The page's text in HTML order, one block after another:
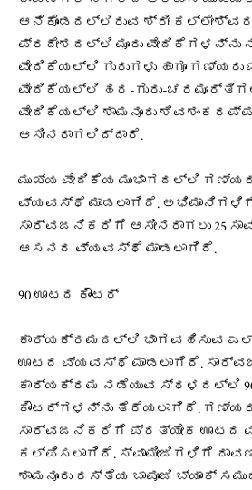
ಆನೆಕೊಂಡದಲ್ಲಿರುವ ಶ್ರೀ
ಪ್ರದೇಶದಲ್ಲಿ ಮೂರು ವೇದಿಕೆಗಳನ್ನು
ವೇದಿಕೆಯಲ್ಲಿ ಗುರುಗಳು ಹಾಗೂ
ವೇದಿಕೆಯಲ್ಲಿ ಹರ-ಗುರು-
ವೇದಿಕೆಯಲ್ಲಿ ಶಾಮನೂರು ಶಿವಶಂಕರಪ್ಪ
ಆಸೀನರಾಗಲಿದ್ದಾರೆ.
ಮುಖ್ಯ ವೇದಿಕೆಯ ಮುಂಭಾಗದಲ್ಲಿ
ವ್ಯವಸ್ಥೆ ಮಾಡಲಾಗಿದೆ. ಅಭಿಮಾನಿಗಳಿಗೆ
ಸಾರ್ವಜನಿಕರಿಗೆ ಆಸೀನರಾಗಲು 25
ಆಸನದ ವ್ಯವಸ್ಥೆ ಮಾಡಲಾಗಿದೆ.
90 ಊಟದ ಕೌಂಟರ್‌
ಕಾರ್ಯಕ್ರಮದಲ್ಲಿ ಭಾಗವಹಿಸುವ
ಊಟದ ವ್ಯವಸ್ಥೆ ಮಾಡಲಾಗಿದೆ.
ಕಾರ್ಯಕ್ರಮ ನಡೆಯುವ ಸ್ಥಳದಲ್ಲಿ
ಕೌಂಟರ್‌ಗಳನ್ನು ತೆರೆಯಲಾಗಿದೆ.
ಸಾರ್ವಜನಿಕರಿಗೆ ಪ್ರತ್ಯೇಕ ಊಟದ
ಕಲ್ಪಿಸಲಾಗಿದೆ. ಸ್ವಾಮೀಜಿಗಳಿಗೆ
ಶಾಮನೂರು ರಸ್ತೆಯ ಬಾಪೂಜಿ ಬ್ಯಾಂಕ್